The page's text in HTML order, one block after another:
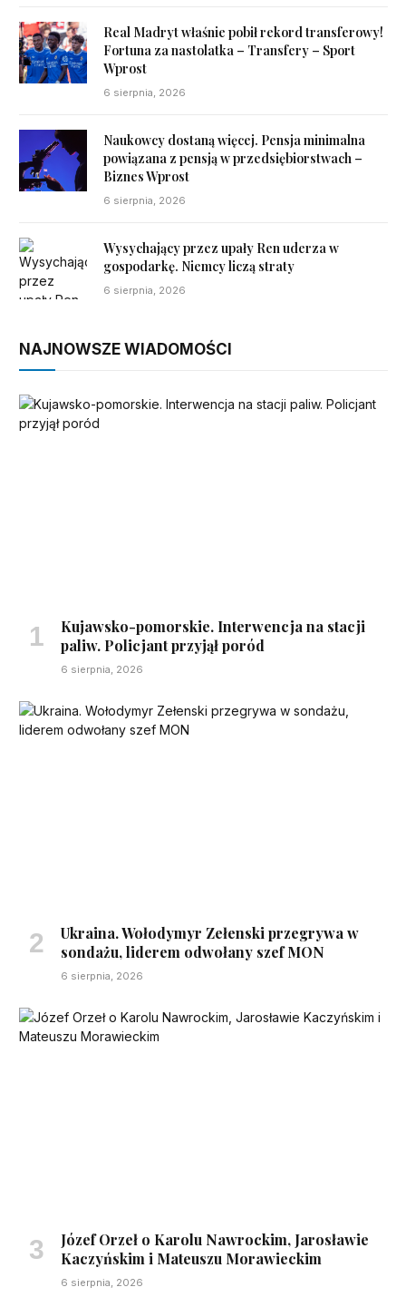
Real Madryt właśnie pobił rekord transferowy!
Fortuna za nastolatka – Transfery – Sport
Wprost
6 sierpnia, 2026
Naukowcy dostaną więcej. Pensja minimalna
powiązana z pensją w przedsiębiorstwach –
Biznes Wprost
6 sierpnia, 2026
Wysychający przez upały Ren uderza w
gospodarkę. Niemcy liczą straty
6 sierpnia, 2026
NAJNOWSZE WIADOMOŚCI
Kujawsko-pomorskie. Interwencja na stacji
paliw. Policjant przyjął poród
6 sierpnia, 2026
Ukraina. Wołodymyr Zełenski przegrywa w
sondażu, liderem odwołany szef MON
6 sierpnia, 2026
Józef Orzeł o Karolu Nawrockim, Jarosławie
Kaczyńskim i Mateuszu Morawieckim
6 sierpnia, 2026